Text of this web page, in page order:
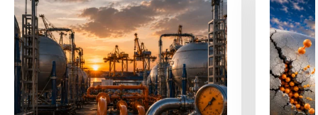
artículo
artículo